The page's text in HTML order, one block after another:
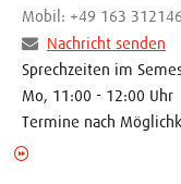
Mobil: +49 163
Nachricht senden
Sprechzeiten im
Mo, 11:00 - 12:00 Uhr
Termine nach